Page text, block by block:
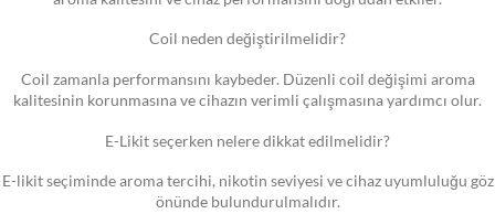
Coil neden değiştirilmelidir?
Coil zamanla performansını kaybeder. Düzenli coil değişimi aroma
kalitesinin korunmasına ve cihazın verimli çalışmasına yardımcı olur.
E-Likit seçerken nelere dikkat edilmelidir?
E-likit seçiminde aroma tercihi, nikotin seviyesi ve cihaz uyumluluğu göz
önünde bulundurulmalıdır.